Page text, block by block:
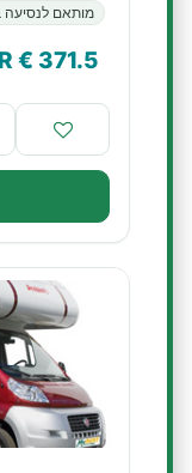
מותאם לנסיעה
371.5
€ EUR